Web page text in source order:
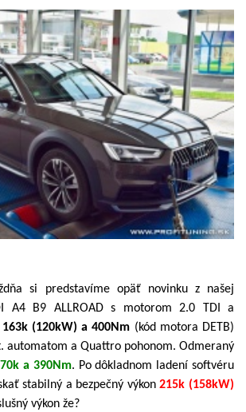
si predstavíme opäť novinku z našej
A4 B9 ALLROAD s motorom 2.0 TDI a
163k (120kW) a 400Nm (kód motora DETB)
automatom a Quattro pohonom. Odmeraný
a 390Nm. Po dôkladnom ladení softvéru
stabilný a bezpečný výkon215k (158kW)
výkon že?